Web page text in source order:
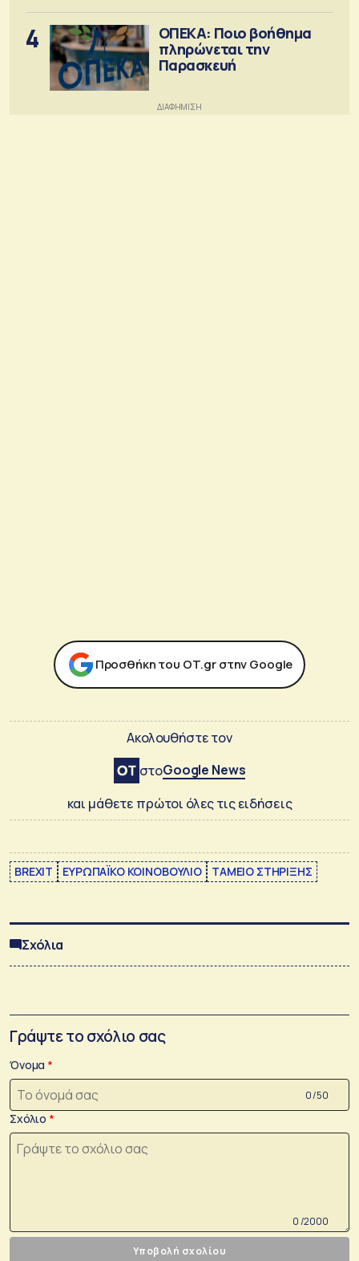
4
ΟΠΕΚΑ: Ποιο βοήθημα
πληρώνεται την
Παρασκευή
Προσθήκη του ΟΤ.gr στην Google
Ακολουθήστε τον
στοGoogle News
και μάθετε πρώτοι όλες τις ειδήσεις
BREXIT ΕΥΡΩΠΑΪΚΟ ΚΟΙΝΟΒΟΥΛΙΟ ΤΑΜΕΙΟ ΣΤΗΡΙΞΗΣ
Σχόλια
Γράψτε το σχόλιο σας
Όνομα
0 /50
Σχόλιο
0 /2000
Υποβολή σχολίου